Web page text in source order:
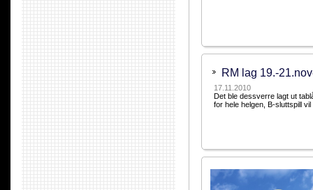
RM lag 19.-
17.11.2010
Det ble dessverre lagt ut
for hele helgen, B-sluttspill